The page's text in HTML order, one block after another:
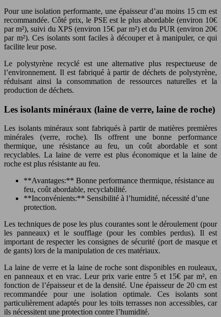
Pour une isolation performante, une épaisseur d’au moins 15 cm est
recommandée. Côté prix, le PSE est le plus abordable (environ 10€
par m²), suivi du XPS (environ 15€ par m²) et du PUR (environ 20€
par m²). Ces isolants sont faciles à découper et à manipuler, ce qui
facilite leur pose.
Le polystyrène recyclé est une alternative plus respectueuse de
l’environnement. Il est fabriqué à partir de déchets de polystyrène,
réduisant ainsi la consommation de ressources naturelles et la
production de déchets.
Les isolants minéraux (laine de verre, laine de roche)
Les isolants minéraux sont fabriqués à partir de matières premières
minérales (verre, roche). Ils offrent une bonne performance
thermique, une résistance au feu, un coût abordable et sont
recyclables. La laine de verre est plus économique et la laine de
roche est plus résistante au feu.
**Avantages:** Bonne performance thermique, résistance au
feu, coût abordable, recyclabilité.
**Inconvénients:** Sensibilité à l’humidité, nécessité d’une
protection.
Les techniques de pose les plus courantes sont le déroulement (pour
les panneaux) et le soufflage (pour les combles perdus). Il est
important de respecter les consignes de sécurité (port de masque et
de gants) lors de la manipulation de ces matériaux.
La laine de verre et la laine de roche sont disponibles en rouleaux,
en panneaux et en vrac. Leur prix varie entre 5 et 15€ par m², en
fonction de l’épaisseur et de la densité. Une épaisseur de 20 cm est
recommandée pour une isolation optimale. Ces isolants sont
particulièrement adaptés pour les toits terrasses non accessibles, car
ils nécessitent une protection contre l’humidité.